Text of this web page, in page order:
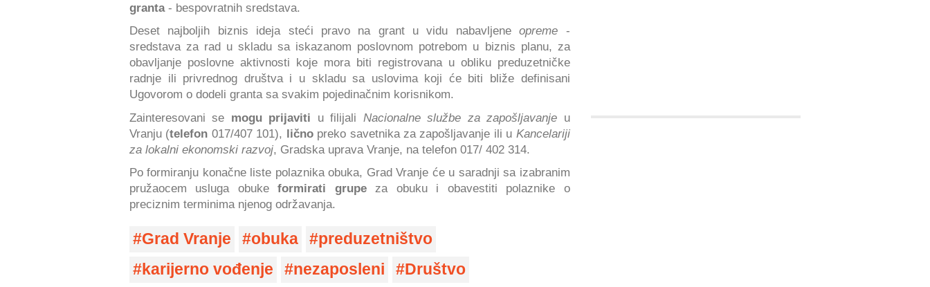
granta- bespovratnih sredstava.
Deset najboljih biznis ideja steći pravo na grant u vidu nabavljeneopreme -
sredstava za rad u skladu sa iskazanom poslovnom potrebom u biznis planu, za
obavljanje poslovne aktivnosti koje mora biti registrovana u obliku preduzetničke
radnje ili privrednog društva i u skladu sa uslovima koji će biti bliže definisani
Ugovorom o dodeli granta sa svakim pojedinačnim korisnikom.
Zainteresovani se mogu prijaviti u filijali Nacionalne službe za zapošljavanje u
Vranju (telefon 017/407 101), ličnopreko savetnika za zapošljavanje ili u Kancelariji
za lokalni ekonomski razvoj, Gradska uprava Vranje, na telefon 017/ 402 314.
Po formiranju konačne liste polaznika obuka, Grad Vranje će u saradnji sa izabranim
pružaocem usluga obukeformirati grupeza obuku i obavestiti polaznike o
preciznim terminima njenog održavanja.
Grad Vranje obuka
preduzetništvo
karijerno vođenje
nezaposleni Društvo